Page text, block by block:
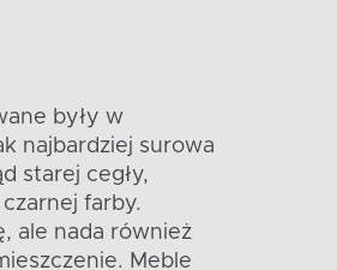
były w
najbardziej surowa
starej cegły,
farby.
ale nada również
Meble